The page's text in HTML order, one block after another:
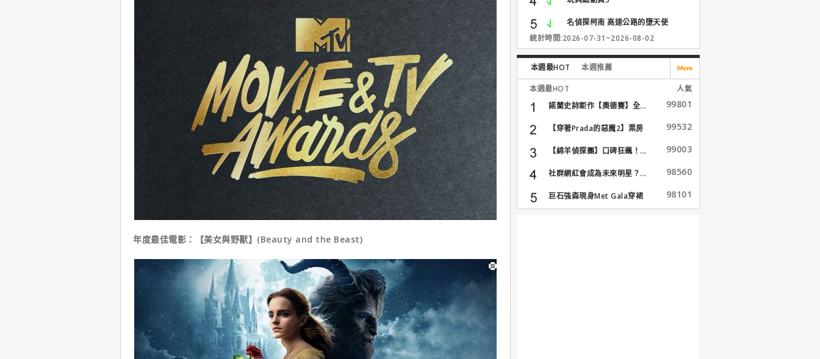
年度最佳電影：【美女與野獸】(Beauty and the Beast)
名偵探柯南 高速公路的墮天使
統計時間:2026-07-31~2026-08-02
本週最HOT 本週推薦
本週最HOT
人氣
諾蘭史詩鉅作【奧德賽】全...
99801
【穿著Prada的惡魔2】票房
99532
【綿羊偵探團】口碑狂飆！... 99003
社群網紅會成為未來明星？... 98560
巨石強森現身Met Gala穿裙
子...
98101